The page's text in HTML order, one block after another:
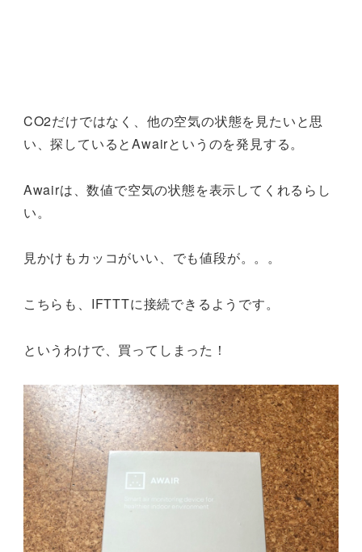
CO2だけではなく、他の空気の状態を見たいと思
い、探しているとAwairというのを発見する。
Awairは、数値で空気の状態を表示してくれるらし
い。
見かけもカッコがいい、でも値段が。。。
こちらも、IFTTTに接続できるようです。
というわけで、買ってしまった！